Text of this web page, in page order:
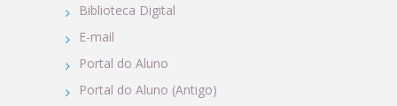
Biblioteca Digital
E-mail
Portal do Aluno
Portal do Aluno (Antigo)